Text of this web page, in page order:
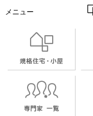
メニュー